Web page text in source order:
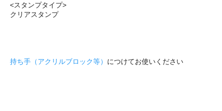
<スタンプタイプ>
クリアスタンプ
持ち手（アクリルブロック等） につけてお使いください